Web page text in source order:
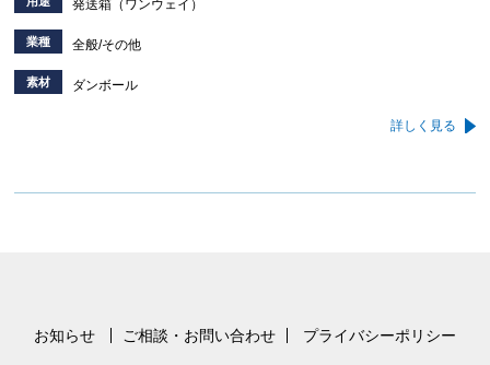
発送箱（ワンウェイ）
業種 全般/その他
素材 ダンボール
詳しく見る
お知らせ ご相談・お問い合わせ プライバシーポリシー